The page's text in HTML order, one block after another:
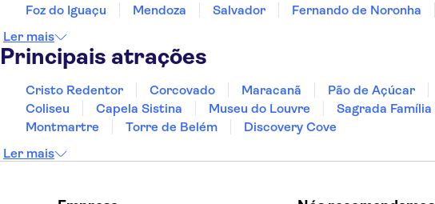
Foz do Iguaçu
Mendoza Salvador Fernando de Noronha
Ler mais
Principais atrações
Cristo Redentor Corcovado Maracanã Pão de Açúcar
Coliseu
Capela Sistina Museu do Louvre Sagrada Família
Montmartre
Torre de Belém
Discovery Cove
Ler mais